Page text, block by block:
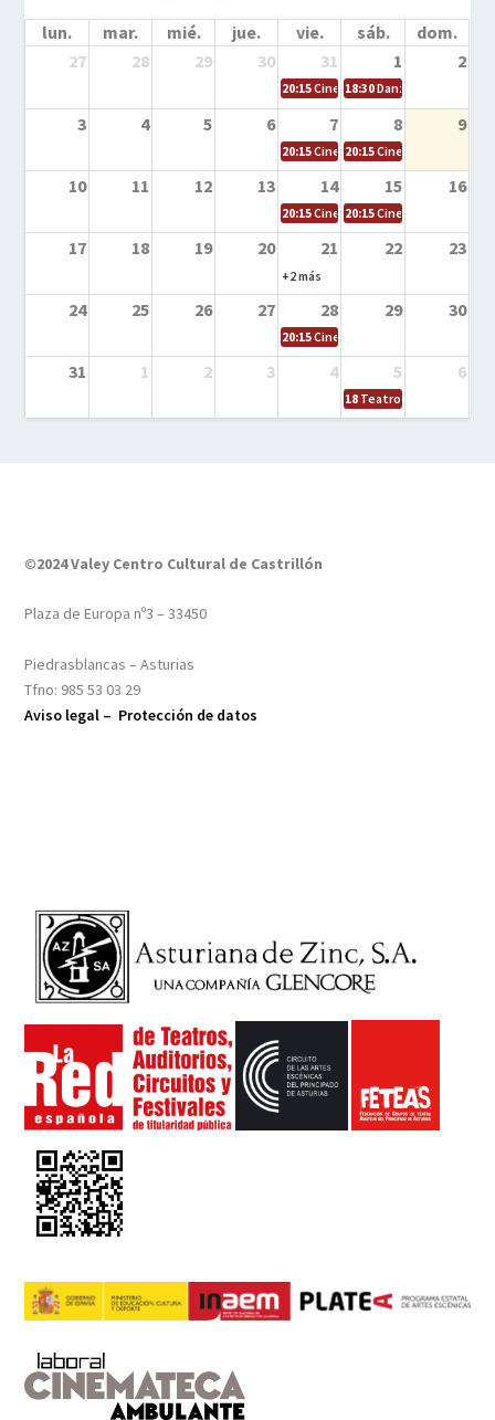
lun. mar. mié. jue. vie. sáb.
dom.
27
28 29 30 31 1 2
20:15Cine en la calle – Cómo
18:30Danza – Cita en el
3 4 5 6 7 8 9
20:15Cine en la calle – El niño y la
20:15Cine en la calle –
10 11 12 13 14 15 16
20:15Cine en la calle – Tortugas
20:15Cine en la calle –
17 18 19 20 21 22 23
+2 más
24 25 26 27 28 29 30
20:15Cine en el calle – Tintín y el
31 1 2 3 4 5 6
18 Teatro – Tres
©2024 Valey Centro Cultural de Castrillón
Plaza de Europa nº3 – 33450
Piedrasblancas – Asturias
Tfno: 985 53 03 29
Aviso legal – Protección de datos